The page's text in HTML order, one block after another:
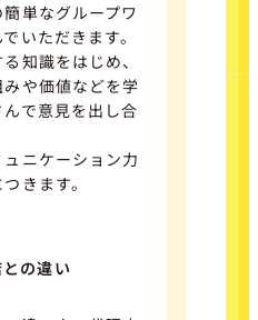
単なグループワ
いただきます。
知識をはじめ、
や価値などを学
で意見を出し合
ニケーション力
きます。
の違い